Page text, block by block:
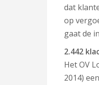
dat
op
gaat de
2.442
Het OV
2014)